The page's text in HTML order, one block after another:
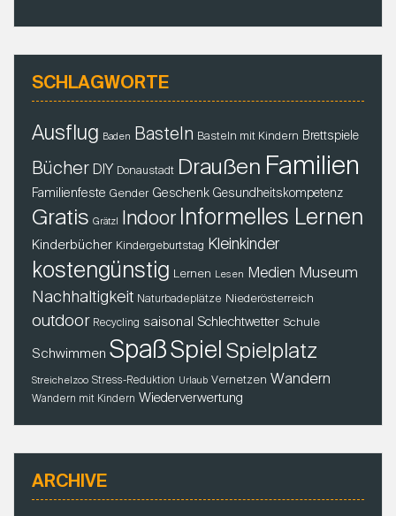
SCHLAGWORTE
Ausflug Baden Basteln Basteln mit Kindern Brettspiele
BücherDIY Donaustadt Draußen Familien
Familienfeste Gender Geschenk Gesundheitskompetenz
Gratis Grätzl Indoor Informelles Lernen
Kinderbücher Kindergeburtstag Kleinkinder
kostengünstig Lernen Lesen Medien Museum
Nachhaltigkeit Naturbadeplätze Niederösterreich
outdoor Recycling saisonal Schlechtwetter Schule
Schwimmen SpaßSpiel Spielplatz
Streichelzoo Stress-Reduktion Urlaub Vernetzen Wandern
Wandern mit Kindern Wiederverwertung
ARCHIVE